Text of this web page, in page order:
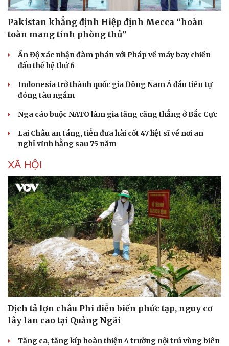
Sản phụ khoa
Nam khoa
Làm đẹp - giảm cân
Ăn sạch sống khỏe
Tình yêu - Gia đình
Pakistan khẳng định Hiệp định Mecca “hoàn
toàn mang tính phòng thủ”
Ấn Độ xác nhận đàm phán với Pháp về máy bay chiến
đấu thế hệ thứ 6
Indonesia trở thành quốc gia Đông Nam Á đầu tiên tự
đóng tàu ngầm
Nga cáo buộc NATO làm gia tăng căng thẳng ở Bắc Cực
Lai Châu an táng, tiễn đưa hài cốt 47 liệt sĩ về nơi an
nghỉ vĩnh hằng sau 75 năm
XÃ HỘI
Dịch tả lợn châu Phi diễn biến phức tạp, nguy cơ
lây lan cao tại Quảng Ngãi
Tăng ca, tăng kíp hoàn thiện 4 trường nội trú vùng biên